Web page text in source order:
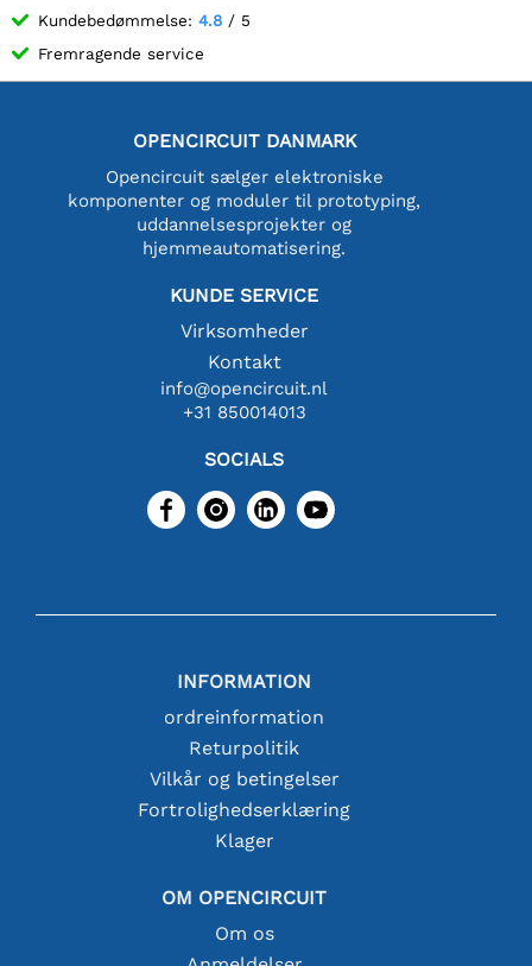
Kundebedømmelse: 4.8 / 5
Fremragende service
OPENCIRCUIT DANMARK
Opencircuit sælger elektroniske
komponenter og moduler til prototyping,
uddannelsesprojekter og
hjemmeautomatisering.
KUNDE SERVICE
Virksomheder
Kontakt
info@opencircuit.nl
+31 850014013
SOCIALS
INFORMATION
ordreinformation
Returpolitik
Vilkår og betingelser
Fortrolighedserklæring
Klager
OM OPENCIRCUIT
Om os